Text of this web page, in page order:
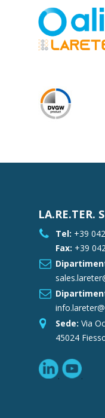
LA.RE.TER.
Tel: +39
Fax: +39
Sede: Via
45024